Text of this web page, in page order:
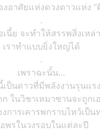
งอาศัยแห่งดวงดาวแห่ง “
.
นี้ย จะทำให้สรรพสิ่งเหล่
เราทำแบบยิ่งใหญ่ได้
.
เพราฉะนั้น…
ป็นดาวที่มีพลังงานรุนแร
ในวิชาเหมาซานจะถูกเ
การเคารพกราบไหว้เป็น
พรในวงรอบในแต่ละปี